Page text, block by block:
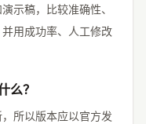
示稿，比较准确性、
用成功率、人工修改
么？
所以版本应以官方发